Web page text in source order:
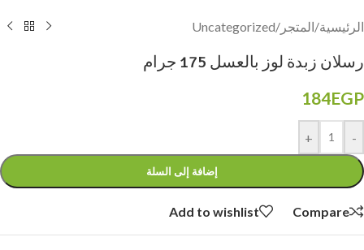
الرئيسية/المتجر /
Uncategorized
رسلان زبدة لوز بالعسل 175 جرام
184EGP
-
+
إضافة إلى السلة
Compare
Add to wishlist